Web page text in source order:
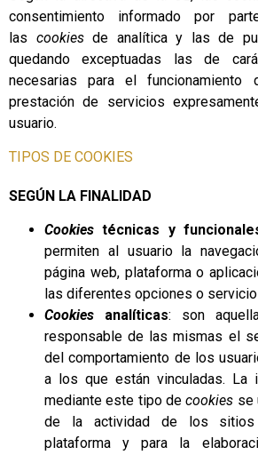
consentimiento informado por
las cookiesde analítica y las de
quedando exceptuadas las de
necesarias para el
prestación de servicios
usuario.
TIPOS DE COOKIES
SEGÚN LA FINALIDAD
Cookiestécnicas y
permiten al usuario la
página web, plataforma o
las diferentes opciones o
Cookies analíticas: son
responsable de las mismas el
del comportamiento de los
a los que están vinculadas. La
mediante este tipo decookies se
de la actividad de los sitios
plataforma y para la